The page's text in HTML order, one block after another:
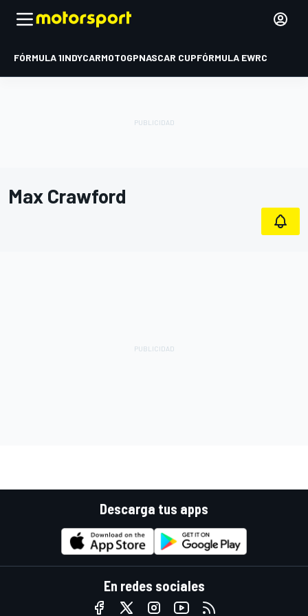
FÓRMULA 1INDYCARMOTOGPNASCAR CUPFÓRMULA EWRC
Max Crawford
Descarga tus apps
En redes sociales